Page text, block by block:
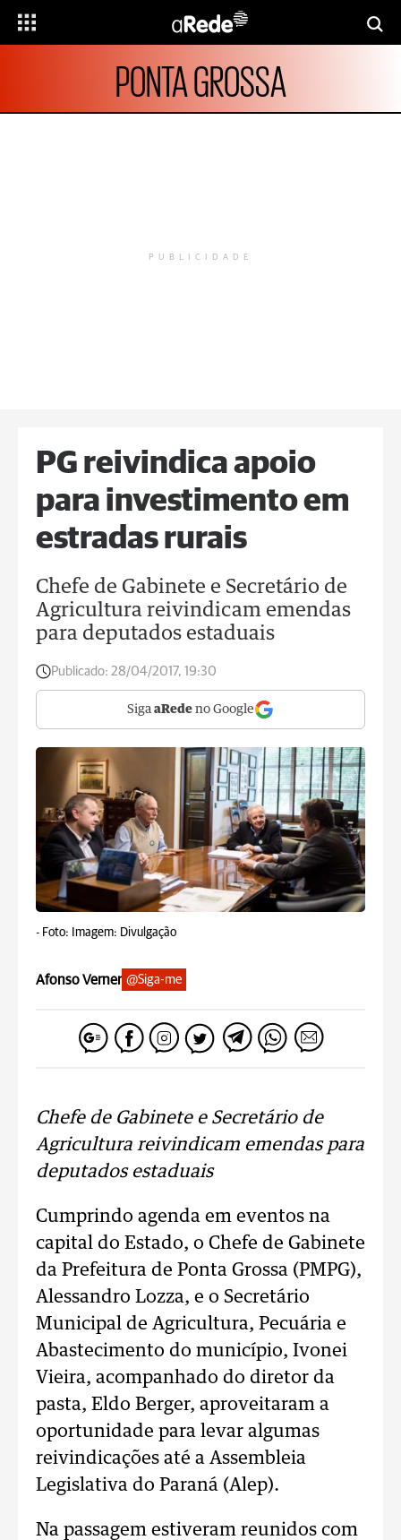
PONTA GROSSA
PUBLICIDADE
PG reivindica apoio
para investimento em
estradas rurais
Chefe de Gabinete e Secretário de
Agricultura reivindicam emendas
para deputados estaduais
Publicado: 28/04/2017, 19:30
Siga aRede no Google
- Foto: Imagem: Divulgação
Afonso Verner @Siga-me
Chefe de Gabinete e Secretário de
Agricultura reivindicam emendas para
deputados estaduais
Cumprindo agenda em eventos na
capital do Estado, o Chefe de Gabinete
da Prefeitura de Ponta Grossa (PMPG),
Alessandro Lozza, e o Secretário
Municipal de Agricultura, Pecuária e
Abastecimento do município, Ivonei
Vieira, acompanhado do diretor da
pasta, Eldo Berger, aproveitaram a
oportunidade para levar algumas
reivindicações até a Assembleia
Legislativa do Paraná (Alep).
Na passagem estiveram reunidos com